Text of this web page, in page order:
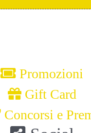
Promozioni
Gift Card
Concorsi e